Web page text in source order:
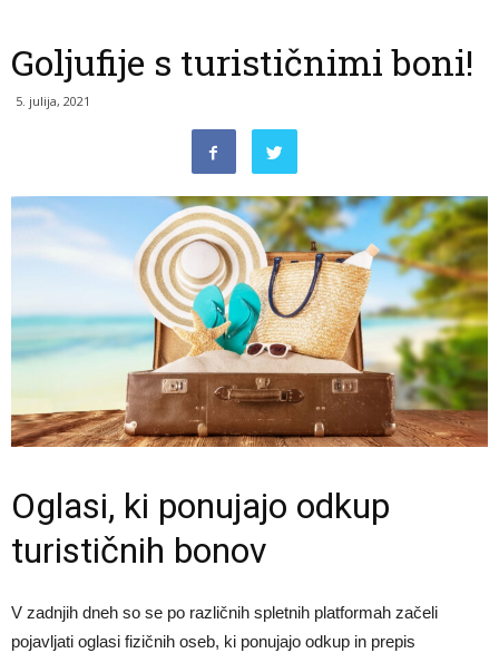
Goljufije s turističnimi boni!
5. julija, 2021
Oglasi, ki ponujajo odkup
turističnih bonov
V zadnjih dneh so se po različnih spletnih platformah začeli
pojavljati oglasi fizičnih oseb, ki ponujajo odkup in prepis